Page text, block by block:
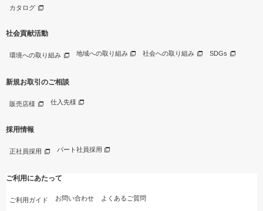
カタログ
社会貢献活動
環境への取り組み 地域への取り組み 社会への取り組み SDGs
新規お取引のご相談
販売店様 仕入先様
採用情報
正社員採用 パート社員採用
ご利用にあたって
ご利用ガイド お問い合わせ よくあるご質問